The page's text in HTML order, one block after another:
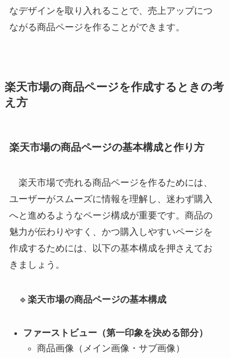
なデザインを取り入れることで、売上アップにつ
ながる商品ページを作ることができます。
楽天市場の商品ページを作成するときの考
え方
楽天市場の商品ページの基本構成と作り方
楽天市場で売れる商品ページを作るためには、
ユーザーがスムーズに情報を理解し、迷わず購入
へと進めるようなページ構成が重要です。商品の
魅力が伝わりやすく、かつ購入しやすいページを
作成するためには、以下の基本構成を押さえてお
きましょう。
🔹 楽天市場の商品ページの基本構成
ファーストビュー（第一印象を決める部分）
商品画像（メイン画像・サブ画像）